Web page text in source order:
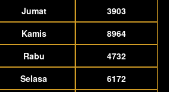
Jumat
3903
Kamis
8964
Rabu
4732
Selasa 6172